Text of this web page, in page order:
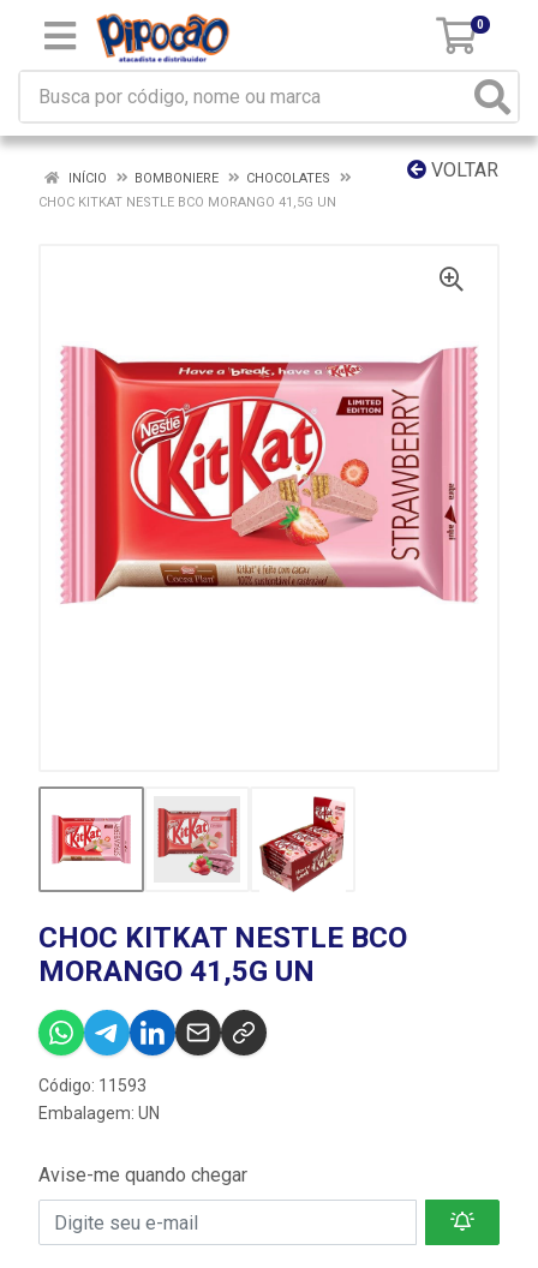
0
VOLTAR
INÍCIO BOMBONIERE
CHOCOLATES
CHOC KITKAT NESTLE BCO MORANGO 41,5G UN
CHOC KITKAT NESTLE BCO
MORANGO 41,5G UN
Código: 11593
Embalagem: UN
Avise-me quando chegar